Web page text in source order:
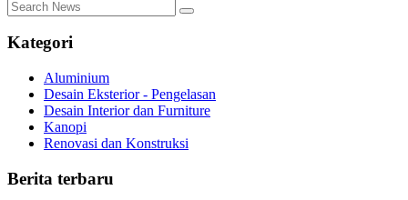
Kategori
Aluminium
Desain Eksterior - Pengelasan
Desain Interior dan Furniture
Kanopi
Renovasi dan Konstruksi
Berita terbaru